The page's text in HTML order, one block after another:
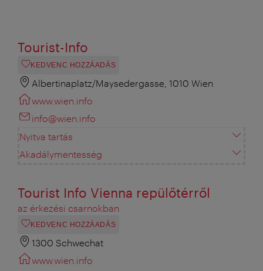
Tourist-Info
KEDVENC HOZZÁADÁS
Albertinaplatz/Maysedergasse, 1010 Wien
www.wien.info
info@wien.info
Nyitva tartás
Akadálymentesség
Tourist Info Vienna repülőtérről
az érkezési csarnokban
KEDVENC HOZZÁADÁS
1300 Schwechat
www.wien.info